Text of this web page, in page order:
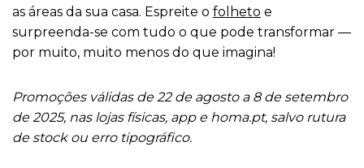
as áreas da sua casa. Espreite o folheto e
surpreenda-se com tudo o que pode transformar —
por muito, muito menos do que imagina!
Promoções válidas de 22 de agosto a 8 de setembro
de 2025, nas lojas físicas, app e homa.pt, salvo rutura
de stock ou erro tipográfico.